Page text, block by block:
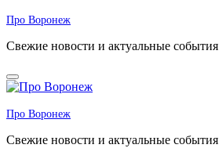
Про Воронеж
Свежие новости и актуальные события
Про Воронеж
Свежие новости и актуальные события